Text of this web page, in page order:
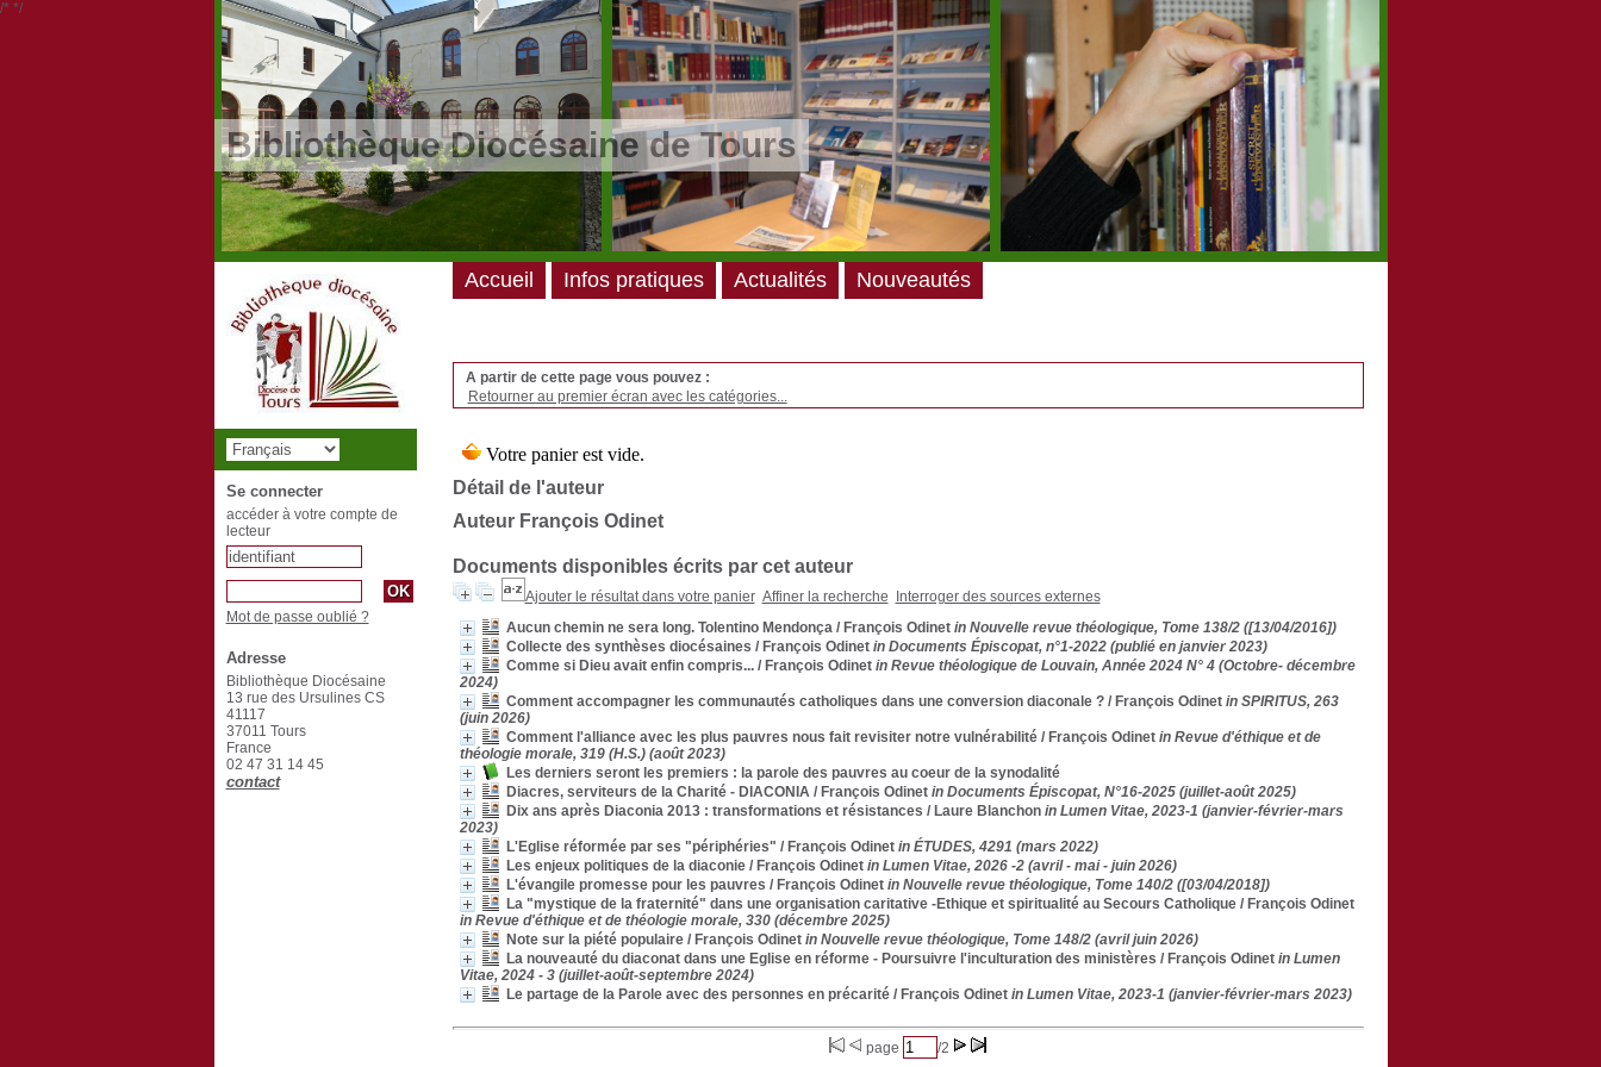
/* */
Bibliothèque Diocésaine de Tours
A partir de cette page vous pouvez :
Retourner au premier écran avec les catégories...
Détail de l'auteur
Auteur François Odinet
Documents disponibles écrits par cet auteur
Ajouter le résultat dans votre panier Affiner la recherche
Interroger des sources externes
Aucun chemin ne sera long. Tolentino Mendonça/ François Odinet in Nouvelle revue théologique, Tome 138/2 ([13/04/2016])
Collecte des synthèses diocésaines / François Odinet in Documents Épiscopat, n°1-2022 (publié en janvier 2023)
Comme si Dieu avait enfin compris.../ François Odinet in Revue théologique de Louvain, Année 2024 N° 4 (Octobre- décembre
2024)
Comment accompagner les communautés catholiques dans une conversion diaconale ?/ François Odinet in SPIRITUS, 263
(juin 2026)
Comment l'alliance avec les plus pauvres nous fait revisiter notre vulnérabilité/ François Odinet in Revue d'éthique et de
théologie morale, 319 (H.S.) (août 2023)
Les derniers seront les premiers : la parole des pauvres au coeur de la synodalité
Diacres, serviteurs de la Charité - DIACONIA/ François Odinet in Documents Épiscopat, N°16-2025 (juillet-août 2025)
Dix ans après Diaconia 2013 : transformations et résistances / Laure Blanchon in Lumen Vitae, 2023-1 (janvier-février-mars
2023)
L'Eglise réformée par ses "périphéries" / François Odinet in ÉTUDES, 4291 (mars 2022)
Les enjeux politiques de la diaconie/ François Odinet in Lumen Vitae, 2026 -2 (avril - mai - juin 2026)
L'évangile promesse pour les pauvres / François Odinet in Nouvelle revue théologique, Tome 140/2 ([03/04/2018])
La "mystique de la fraternité" dans une organisation caritative -Ethique et spiritualité au Secours Catholique/ François Odinet
in Revue d'éthique et de théologie morale, 330 (décembre 2025)
Note sur la piété populaire/ François Odinet in Nouvelle revue théologique, Tome 148/2 (avril juin 2026)
La nouveauté du diaconat dans une Eglise en réforme - Poursuivre l'inculturation des ministères / François Odinet in Lumen
Vitae, 2024 - 3 (juillet-août-septembre 2024)
Le partage de la Parole avec des personnes en précarité/ François Odinet in Lumen Vitae, 2023-1 (janvier-février-mars 2023)
page /2
Accueil Infos pratiques Actualités Nouveautés
Se connecter
accéder à votre compte de
lecteur
Mot de passe oublié ?
Adresse
Bibliothèque Diocésaine
13 rue des Ursulines CS
41117
37011 Tours
France
02 47 31 14 45
contact